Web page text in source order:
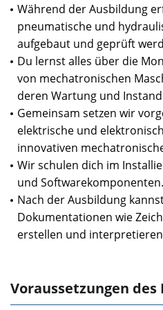
Während der Ausbildung
pneumatische und
aufgebaut und geprüft
Du lernst alles über die
von mechatronischen
deren Wartung und
Gemeinsam setzen wir
elektrische und
innovativen
Wir schulen dich im
und Softwarekomponenten.
Nach der Ausbildung
Dokumentationen wie
erstellen und
Voraussetzungen des